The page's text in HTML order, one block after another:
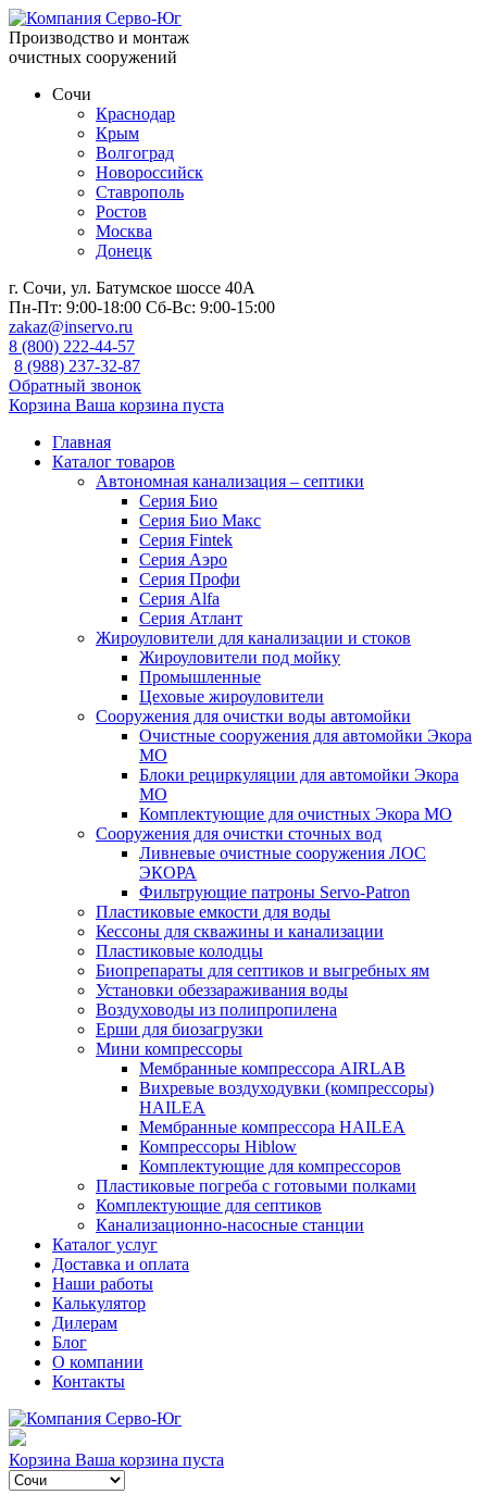
Производство и монтаж
очистных сооружений
Сочи
Краснодар
Крым
Волгоград
Новороссийск
Ставрополь
Ростов
Москва
Донецк
г. Сочи, ул. Батумское шоссе 40А
Пн-Пт: 9:00-18:00 Сб-Вс: 9:00-15:00
zakaz@inservo.ru
8 (800) 222-44-57
8 (988) 237-32-87
Обратный звонок
Корзина Ваша корзина пуста
Главная
Каталог товаров
Автономная канализация – септики
Серия Био
Серия Био Макс
Серия Fintek
Серия Аэро
Серия Профи
Серия Alfa
Серия Атлант
Жироуловители для канализации и стоков
Жироуловители под мойку
Промышленные
Цеховые жироуловители
Сооружения для очистки воды автомойки
Очистные сооружения для автомойки Экора
МО
Блоки рециркуляции для автомойки Экора
МО
Комплектующие для очистных Экора МО
Сооружения для очистки сточных вод
Ливневые очистные сооружения ЛОС
ЭКОРА
Фильтрующие патроны Servo-Patron
Пластиковые емкости для воды
Кессоны для скважины и канализации
Пластиковые колодцы
Биопрепараты для септиков и выгребных ям
Установки обеззараживания воды
Воздуховоды из полипропилена
Ерши для биозагрузки
Мини компрессоры
Мембранные компрессора AIRLAB
Вихревые воздуходувки (компрессоры)
HAILEA
Мембранные компрессора HAILEA
Компрессоры Hiblow
Комплектующие для компрессоров
Пластиковые погреба с готовыми полками
Комплектующие для септиков
Канализационно-насосные станции
Каталог услуг
Доставка и оплата
Наши работы
Калькулятор
Дилерам
Блог
О компании
Контакты
Корзина Ваша корзина пуста